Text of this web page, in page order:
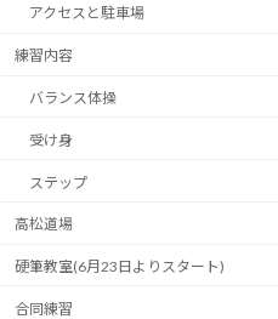
アクセスと駐車場
練習内容
バランス体操
受け身
ステップ
高松道場
硬筆教室(6月23日よりスタート)
合同練習